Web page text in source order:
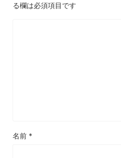
る欄は必須項目です
名前 *